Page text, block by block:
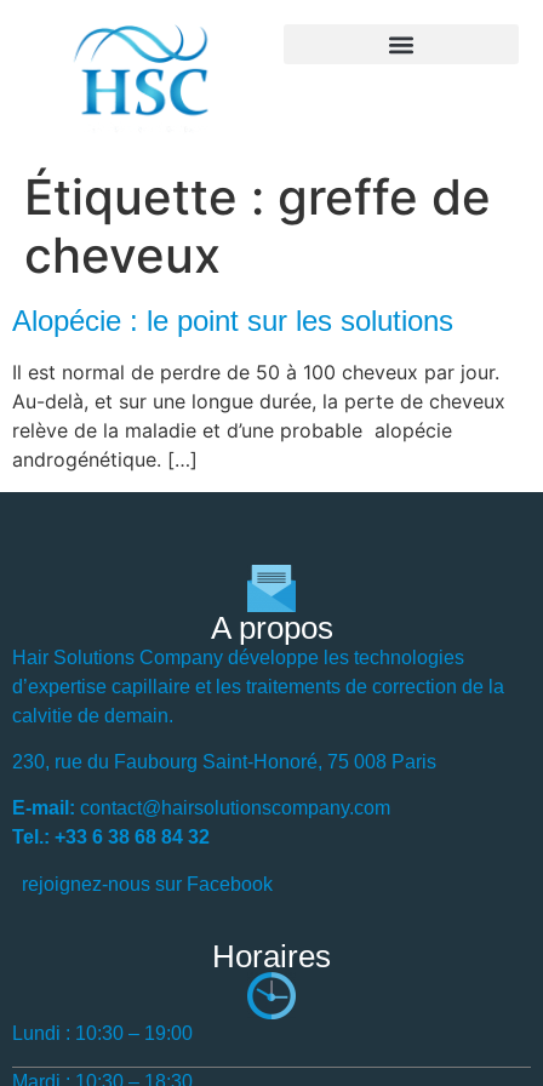
Étiquette : greffe de
cheveux
Alopécie : le point sur les solutions
Il est normal de perdre de 50 à 100 cheveux par jour.
Au-delà, et sur une longue durée, la perte de cheveux
relève de la maladie et d’une probable alopécie
androgénétique. […]
A propos
Hair Solutions Company développe les technologies
d’expertise capillaire et les traitements de correction de la
calvitie de demain.
230, rue du Faubourg Saint-Honoré, 75 008 Paris
E-mail: contact@hairsolutionscompany.com
Tel.: +33 6 38 68 84 32
rejoignez-nous sur Facebook
Horaires
Lundi : 10:30 – 19:00
Mardi : 10:30 – 18:30